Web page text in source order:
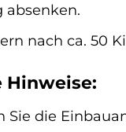
absenken.
nach ca. 50
Sie die